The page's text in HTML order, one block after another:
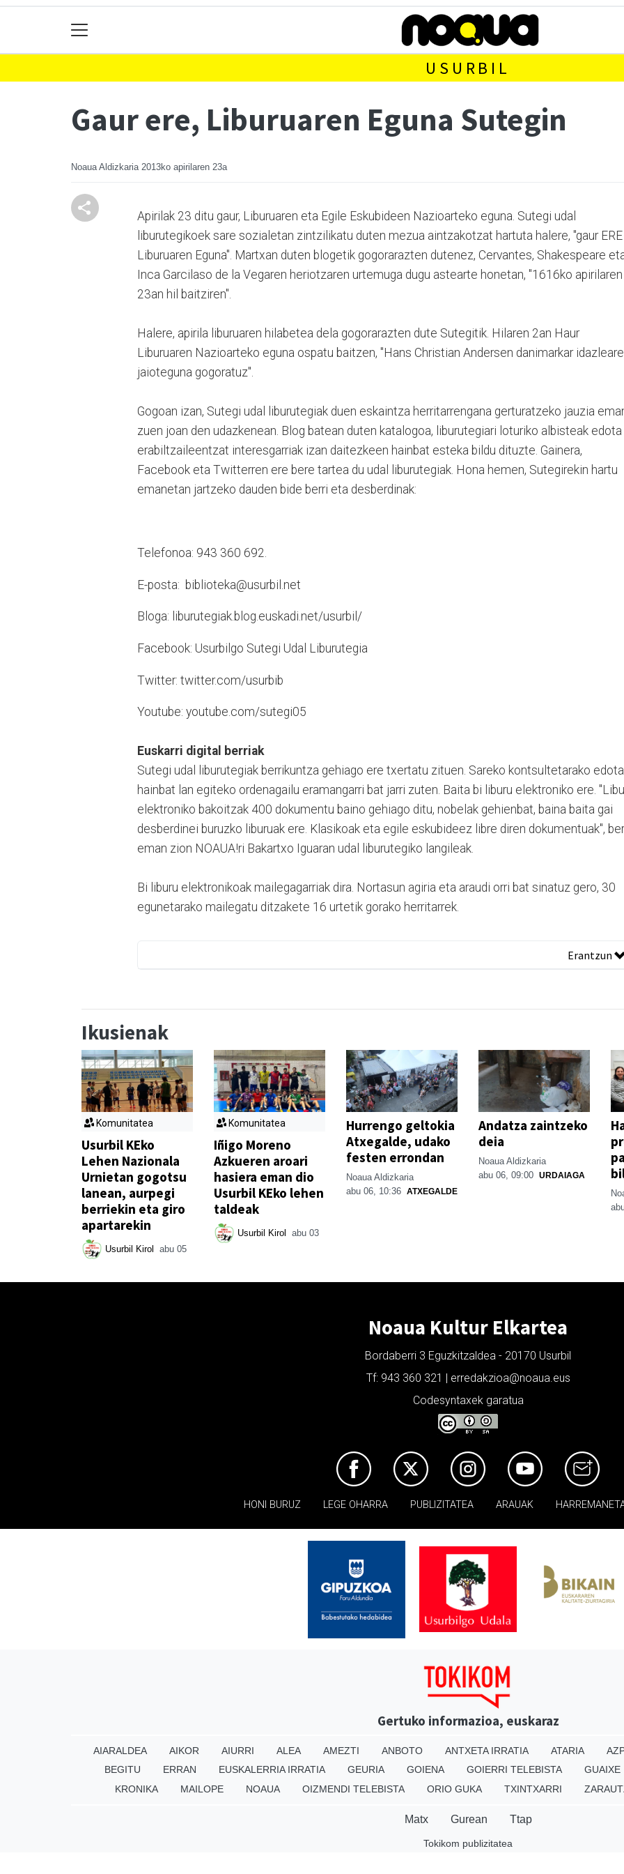
USURBIL
Gaur ere, Liburuaren Eguna Sutegin
Noaua Aldizkaria 2013ko apirilaren 23a
Apirilak 23 ditu gaur, Liburuaren eta Egile Eskubideen Nazioarteko eguna. Sutegi udal
liburutegikoek sare sozialetan zintzilikatu duten mezua aintzakotzat hartuta halere, "gaur ERE
Liburuaren Eguna". Martxan duten blogetik gogorarazten dutenez, Cervantes, Shakespeare
Inca Garcilaso de la Vegaren heriotzaren urtemuga dugu astearte honetan, "1616ko apirilaren
23an hil baitziren".
Halere, apirila liburuaren hilabetea dela gogorarazten dute Sutegitik. Hilaren 2an Haur
Liburuaren Nazioarteko eguna ospatu baitzen, "Hans Christian Andersen danimarkar
jaioteguna gogoratuz".
Gogoan izan, Sutegi udal liburutegiak duen eskaintza herritarrengana gerturatzeko jauzia
zuen joan den udazkenean. Blog batean duten katalogoa, liburutegiari loturiko albisteak edota
erabiltzaileentzat interesgarriak izan daitezkeen hainbat esteka bildu dituzte. Gainera,
Facebook eta Twitterren ere bere tartea du udal liburutegiak. Hona hemen, Sutegirekin hartu
emanetan jartzeko dauden bide berri eta desberdinak:
Telefonoa: 943 360 692.
E-posta: biblioteka@usurbil.net
Bloga: liburutegiak.blog.euskadi.net/usurbil/
Facebook: Usurbilgo Sutegi Udal Liburutegia
Twitter: twitter.com/usurbib
Youtube: youtube.com/sutegi05
Euskarri digital berriak
Sutegi udal liburutegiak berrikuntza gehiago ere txertatu zituen. Sareko kontsultetarako edota
hainbat lan egiteko ordenagailu eramangarri bat jarri zuten. Baita bi liburu elektroniko ere.
elektroniko bakoitzak 400 dokumentu baino gehiago ditu, nobelak gehienbat, baina baita gai
desberdinei buruzko liburuak ere. Klasikoak eta egile eskubideez libre diren dokumentuak",
eman zion NOAUA!ri Bakartxo Iguaran udal liburutegiko langileak.
Bi liburu elektronikoak mailegagarriak dira. Nortasun agiria eta araudi orri bat sinatuz gero, 30
egunetarako mailegatu ditzakete 16 urtetik gorako herritarrek.
Erantzun
Ikusienak
Komunitatea
Usurbil KEko
Lehen Nazionala
Urnietan gogotsu
lanean, aurpegi
berriekin eta giro
apartarekin
Usurbil Kirol abu 05
Komunitatea
Iñigo Moreno
Azkueren aroari
hasiera eman dio
Usurbil KEko lehen
taldeak
Usurbil Kirol abu 03
Hurrengo geltokia
Atxegalde, udako
festen errondan
Noaua Aldizkaria
abu 06, 10:36 ATXEGALDE
Andatza zaintzeko
deia
Noaua Aldizkaria
abu 06, 09:00 URDAIAGA
Noaua Kultur Elkartea
Bordaberri 3 Eguzkitzaldea - 20170 Usurbil
Tf: 943 360 321 | erredakzioa@noaua.eus
Codesyntaxek garatua
HONI BURUZ LEGE OHARRA PUBLIZITATEA ARAUAK
Gertuko informazioa, euskaraz
AIARALDEA AIKOR AIURRI ALEA AMEZTI ANBOTO ANTXETA IRRATIA ATARIA
BEGITU
ERRAN EUSKALERRIA IRRATIA GEURIA GOIENA GOIERRI TELEBISTA GUAIXE
KRONIKA
MAILOPE NOAUA OIZMENDI TELEBISTA ORIO GUKA TXINTXARRI
Matx Gurean Ttap
Tokikom publizitatea